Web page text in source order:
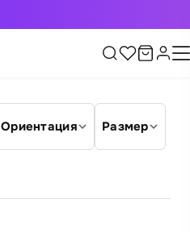
Ориентация Размер